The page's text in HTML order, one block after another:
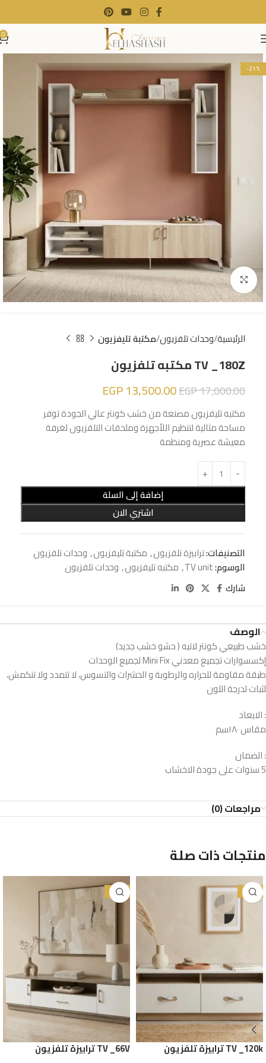
0
-21%
Click to enlarge
الرئيسية وحدات تلفزيون مكتبة تليفزيون
TV _180Z مكتبه تلفزيون
EGP17,000.00
EGP13,500.00
مكتبه تليفزيون مصنعة من خشب كونتر عالي الجودة توفر
مساحة مثالية لتنظيم اللأجهزة وملحقات التلفزيون لغرفة
معيشة عصرية ومنظمة
إضافة إلى السلة
اشتري الان
التصنيفات:ترابيزة تلفزيون, مكتبة تليفزيون, وحدات تلفزيون
الوسوم:TV unit
, مكتبه تليفزيون, وحدات تلفزيون
شارك
الوصف
خشب طبيعي كونتر لاتيه ( حشو خشب جديد)
إكسسوارات تجميع معدني Mini Fix لجميع الوحدات
طبقة مقاومة للحراره والرطوبة و الحشرات والتسوس، لا تتمدد ولا تنكمش،
لثبات لدرجة اللون
: الابعاد
مقاس ١٨٠سم
: الضمان
5 سنوات على جودة الاخشاب
مراجعات (0)
منتجات ذات صلة
-38%
TV _120k ترابيزة تلفزيون
-30%
TV _66V ترابيزة تلفزيون